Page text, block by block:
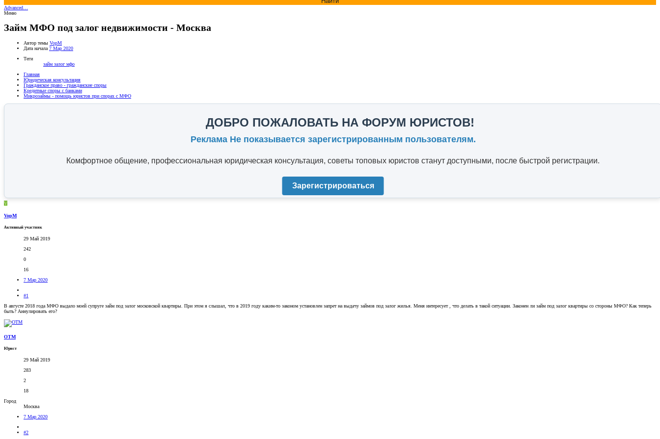
Advanced…
Меню
Займ МФО под залог недвижимости - Москва
Автор темы VopM
Дата начала 7 Мар 2020
Теги
займ залог мфо
Главная
Юридическая консультация
Гражданское право - гражданские споры
Кредитные споры с банками
Микрозаймы - помощь юристов при спорах с МФО
ДОБРО ПОЖАЛОВАТЬ НА ФОРУМ ЮРИСТОВ!
Реклама Не показывается зарегистрированным пользователям.
Комфортное общение, профессиональная юридическая консультация, советы топовых юристов станут доступными, после быстрой регистрации.
Зарегистрироваться
V
VopM
Активный участник
29 Май 2019
242
0
16
7 Мар 2020
#1
В августе 2018 года МФО выдало моей супруге займ под залог московской квартиры. При этом я слышал, что в 2019 году каким-то законом установлен запрет на выдачу займов под залог жилья. Меня интересует , что делать в такой ситуации. Законен ли займ под залог квартиры со стороны МФО? Как теперь
быть? Аннулировать его?
OTM
Юрист
29 Май 2019
283
2
18
Город
Москва
7 Мар 2020
#2